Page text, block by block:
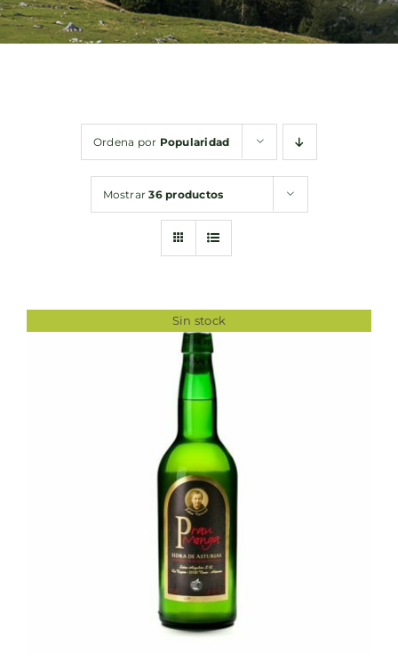
Bebidas
Ordena por Popularidad
Mostrar36 productos
Sin stock
DETALLES